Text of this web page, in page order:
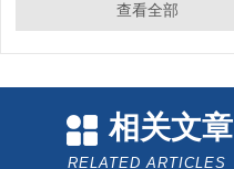
查看全部
相关文章
RELATED ARTICLES